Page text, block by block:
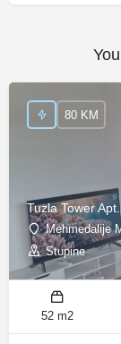
Tuzla Tower Apt.
Mehmedalije
Stupine
80 KM
52 m2